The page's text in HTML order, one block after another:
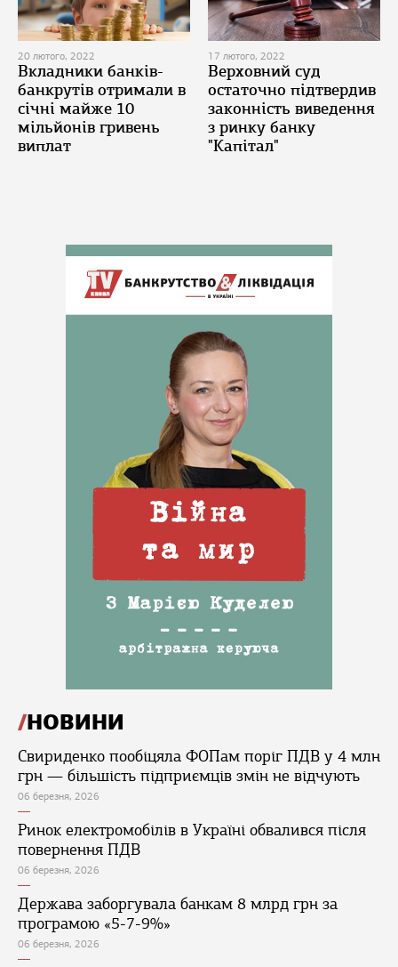
20 лютого, 2022
Вкладники банків-
банкрутів отримали в
січні майже 10
мільйонів гривень
виплат
17 лютого, 2022
Верховний суд
остаточно підтвердив
законність виведення
з ринку банку
"Капітал"
НОВИНИ
Свириденко пообіцяла ФОПам поріг ПДВ у 4 млн
грн — більшість підприємців змін не відчують
06 березня, 2026
Ринок електромобілів в Україні обвалився після
повернення ПДВ
06 березня, 2026
Держава заборгувала банкам 8 млрд грн за
програмою «5-7-9%»
06 березня, 2026